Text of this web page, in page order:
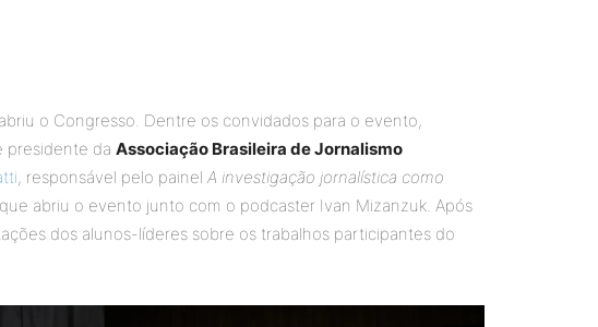
abriu o Congresso. Dentre os convidados para o evento,
presidente da Associação Brasileira de Jornalismo
, responsável pelo painel A investigação jornalística como
abriu o evento junto com o podcaster Ivan Mizanzuk. Após
dos alunos-líderes sobre os trabalhos participantes do